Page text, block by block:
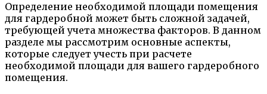
Определение необходимой площади помещения
для гардеробной может быть сложной задачей,
требующей учета множества факторов. В данном
разделе мы рассмотрим основные аспекты,
которые следует учесть при расчете
необходимой площади для вашего гардеробного
помещения.